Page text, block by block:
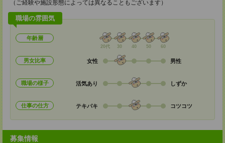
（ご経験や施設形態によっては異なることもございます）
職場の雰囲気
年齢層
20代 30 40 50 60
男女比率 女性 男性
職場の様子 活気あり しずか
仕事の仕方 テキパキ コツコツ
募集情報